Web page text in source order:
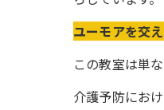
ユーモアを交
この教室は単
介護予防にお